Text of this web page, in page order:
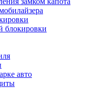
блокировки
авто